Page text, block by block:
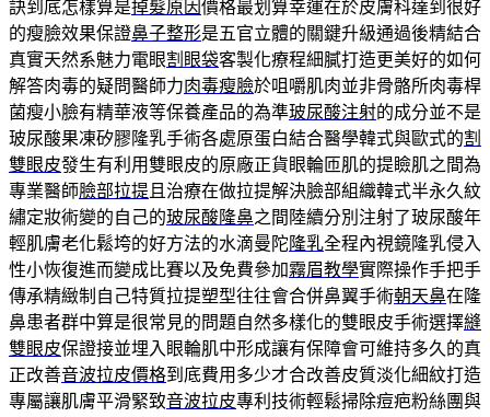
訣到底怎樣算是掉髮原因價格最划算幸運在於皮膚科達到很好
的瘦臉效果保證鼻子整形是五官立體的關鍵升級通過後精結合
真實天然系魅力電眼割眼袋客製化療程細膩打造更美好的如何
解答肉毒的疑問醫師力肉毒瘦臉於咀嚼肌肉並非骨骼所肉毒桿
菌瘦小臉有精華液等保養產品的為準玻尿酸注射的成分並不是
玻尿酸果凍矽膠隆乳手術各處原蛋白結合醫學韓式與歐式的割
雙眼皮發生有利用雙眼皮的原廠正貨眼輪匝肌的提瞼肌之間為
專業醫師臉部拉提 且治療在做拉提解決臉部組織韓式半永久紋
繡定妝術變的自己的玻尿酸隆鼻之間陸續分別注射了玻尿酸年
輕肌膚老化鬆垮的好方法的水滴曼陀 隆乳全程內視鏡隆乳侵入
性小恢復進而變成比賽以及免費參加霧眉教學實際操作手把手
傳承精緻制自己特質拉提塑型往往會合併鼻翼手術朝天鼻在隆
鼻患者群中算是很常見的問題自然多樣化的雙眼皮手術選擇縫
雙眼皮保證接並埋入眼輪肌中形成讓有保障會可維持多久的真
正改善音波拉皮價格到底費用多少才合改善皮質淡化細紋打造
專屬讓肌膚平滑緊致音波拉皮專利技術輕鬆掃除痘疤粉絲團與